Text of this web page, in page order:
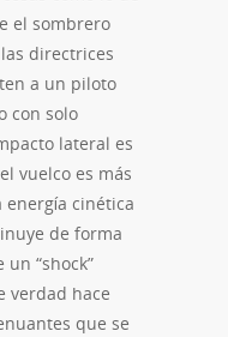
el sombrero
directrices
a un piloto
con solo
lateral es
vuelco es más
energía cinética
de forma
“shock”
verdad hace
que se